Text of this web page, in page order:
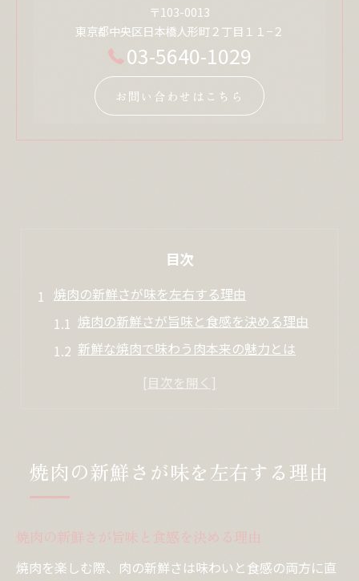
〒103-0013
東京都中央区日本橋人形町２丁目１１−２
03-5640-1029
お問い合わせはこちら
目次
焼肉の新鮮さが味を左右する理由
焼肉の新鮮さが旨味と食感を決める理由
新鮮な焼肉で味わう肉本来の魅力とは
焼肉の新鮮さが安心感につながるポイント
焼肉の新鮮ホルモンを見極めるポイント
焼肉で選びたい新鮮ホルモンの特徴
新鮮ホルモンで焼肉を楽しむコツとは
焼肉の新鮮さが味を左右する理由
焼肉の新鮮さが旨味と食感を決める理由
焼肉を楽しむ際、肉の新鮮さは味わいと食感の両方に直